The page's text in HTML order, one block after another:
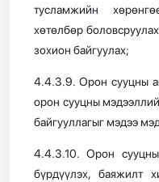
тусламжийн
хөтөлбөр
зохион байгуулах;
4.4.3.9. Орон сууцны
орон сууцны
байгууллагыг мэдээ
4.4.3.10. Орон
бүрдүүлэх, баяжилт